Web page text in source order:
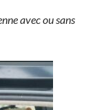
avec ou sans